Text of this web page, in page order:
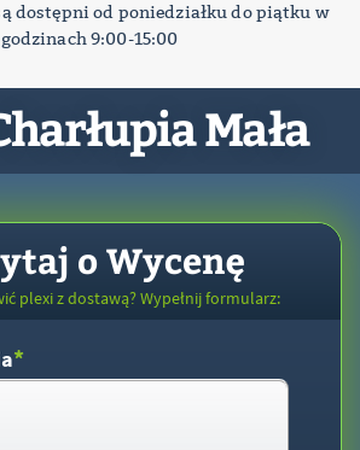
dostępni od poniedziałku do piątku w
godzinach 9:00-15:00
Mała
o Wycenę
plexi z dostawą? Wypełnij formularz:
*